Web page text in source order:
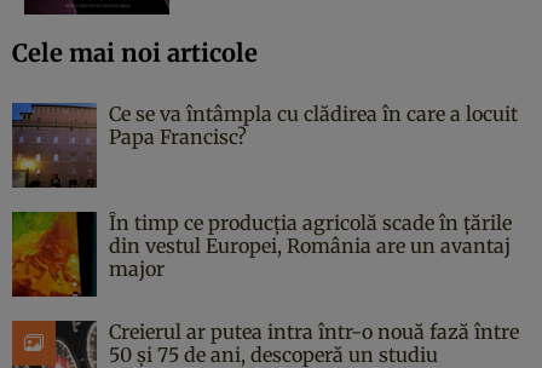
Cele mai noi articole
Ce se va întâmpla cu clădirea în care a locuit
Papa Francisc?
În timp ce producția agricolă scade în țările
din vestul Europei, România are un avantaj
major
Creierul ar putea intra într-o nouă fază între
50 și 75 de ani, descoperă un studiu